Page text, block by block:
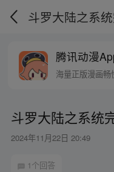
斗罗大陆之系
腾讯动漫
海量正版漫画畅
斗罗大陆之系统
2024年11月22日 20:49
1个回答